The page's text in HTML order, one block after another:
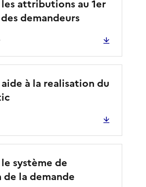
les attributions au 1er
demandeurs
aide à la realisation du
système de
la demande